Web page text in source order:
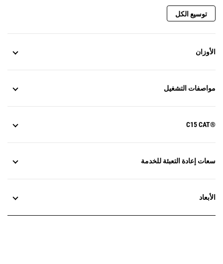
توسيع الكل
الأوزان
مواصفات التشغيل
C15 CAT®‎
سعات إعادة التعبئة للخدمة
الأبعاد